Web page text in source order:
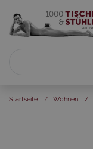
Startseite / Wohnen /